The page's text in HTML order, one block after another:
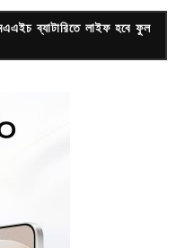
ব্যাটারিতে লাইফ হবে ফুল